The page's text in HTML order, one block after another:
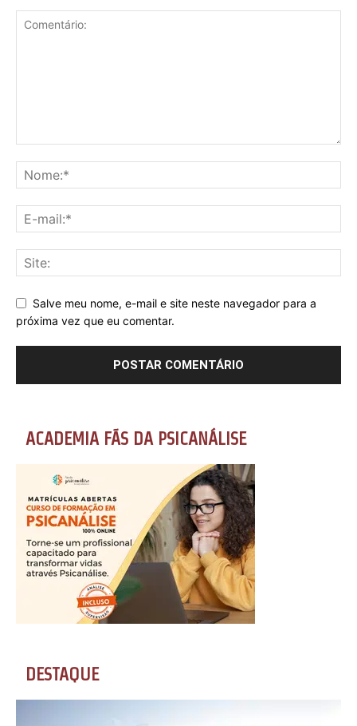
Salve meu nome, e-mail e site neste navegador para a
próxima vez que eu comentar.
ACADEMIA FÃS DA PSICANÁLISE
DESTAQUE